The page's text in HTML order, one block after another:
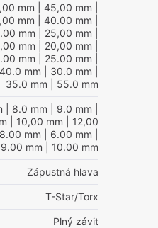
mm | 45,00 mm
mm | 40.00 mm
mm | 25,00 mm
mm | 20,00 mm
mm | 25.00 mm
mm | 30.0 mm
35.0 mm | 55.0 mm
| 8.0 mm | 9.0 mm
| 10,00 mm | 12,00
mm | 6.00 mm
9.00 mm | 10.00 mm
Zápustná hlava
T-Star/Torx
Plný závit